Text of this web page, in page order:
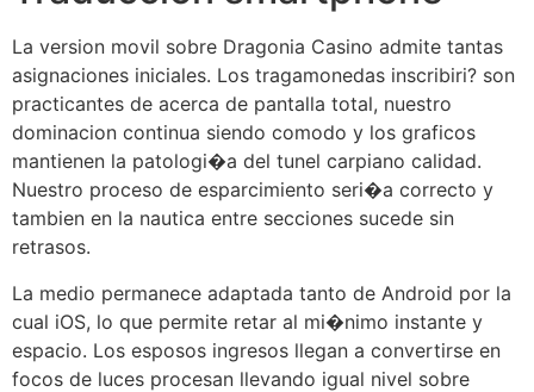
La version movil sobre Dragonia Casino admite tantas
asignaciones iniciales. Los tragamonedas inscribiri? son
practicantes de acerca de pantalla total, nuestro
dominacion continua siendo comodo y los graficos
mantienen la patologi�a del tunel carpiano calidad.
Nuestro proceso de esparcimiento seri�a correcto y
tambien en la nautica entre secciones sucede sin
retrasos.
La medio permanece adaptada tanto de Android por la
cual iOS, lo que permite retar al mi�nimo instante y
espacio. Los esposos ingresos llegan a convertirse en
focos de luces procesan llevando igual nivel sobre